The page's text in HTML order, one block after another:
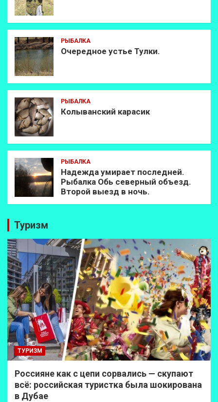
РЫБАЛКА
Очередное устье Тулки.
РЫБАЛКА
Колыванский карасик
РЫБАЛКА
Надежда умирает последней.
Рыбалка Обь северный объезд.
Второй выезд в ночь.
Туризм
ТУРИЗМ
Россияне как с цепи сорвались — скупают
всё: российская туристка была шокирована
в Дубае